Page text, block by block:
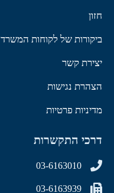
חזון
ביקורות של לקוחות המשרד
יצירת קשר
הצהרת נגישות
מדיניות פרטיות
דרכי התקשרות
03-6163010
03-6163939